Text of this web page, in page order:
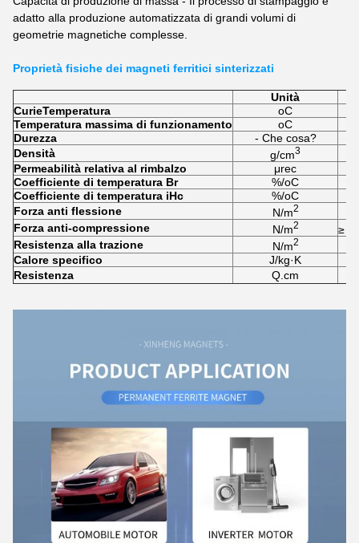
adatto alla produzione automatizzata di grandi volumi di
geometrie magnetiche complesse.
Proprietà fisiche dei magneti ferritici sinterizzati
Unità
CurieTemperatura
oC
Temperatura massima di funzionamento
oC
Durezza
- Che cosa?
Densità
g/cm3
Permeabilità relativa al rimbalzo
μrec
Coefficiente di temperatura Br
%/oC
Coefficiente di temperatura iHc
%/oC
Forza anti flessione
N/m2
Forza anti-compressione N/m2
≥
Resistenza alla trazione
N/m2
Calore specifico
J/kg·K
Resistenza
Q.cm